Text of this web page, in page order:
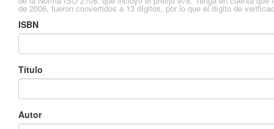
de 2006, fueron convertidos a 13 dígitos, por lo que el dígito de
ISBN
Título
Autor